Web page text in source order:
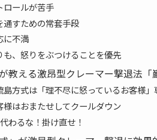
ロールが苦手
通すための常套手段
に不満
も、怒りをぶつけることを優先
教える激昂型クレーマー撃退法「
島方式は「理不尽に怒っているお客様」
様はおまたせしてクールダウン
わるな！掛け直せ！